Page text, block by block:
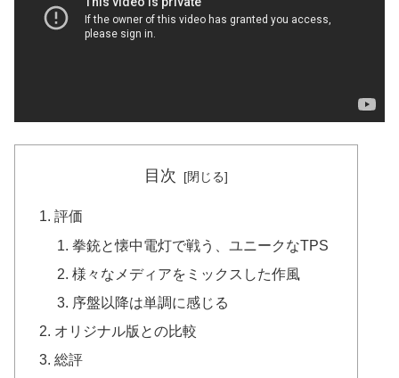
目次
評価
拳銃と懐中電灯で戦う、ユニークなTPS
様々なメディアをミックスした作風
序盤以降は単調に感じる
オリジナル版との比較
総評